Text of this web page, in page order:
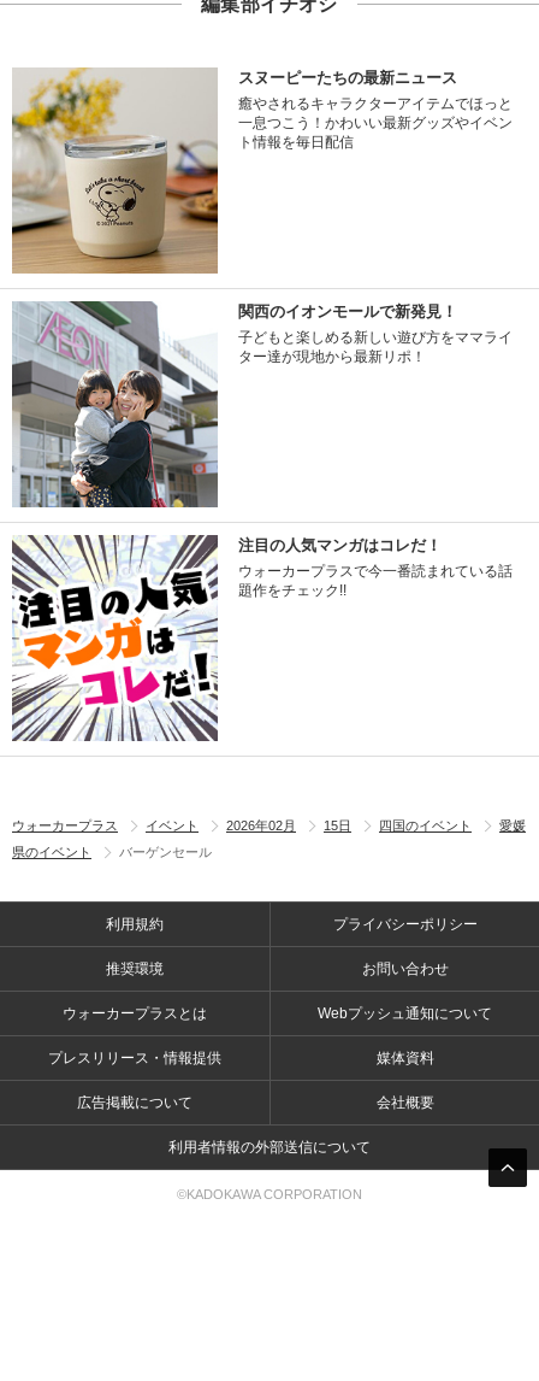
編集部イチオシ
スヌーピーたちの最新ニュース
癒やされるキャラクターアイテムでほっと
一息つこう！かわいい最新グッズやイベン
ト情報を毎日配信
関西のイオンモールで新発見！
子どもと楽しめる新しい遊び方をママライ
ター達が現地から最新リポ！
注目の人気マンガはコレだ！
ウォーカープラスで今一番読まれている話
題作をチェック!!
ウォーカープラス イベント 2026年02月 15日 四国のイベント
愛媛
県のイベント
バーゲンセール
利用規約 プライバシーポリシー
推奨環境 お問い合わせ
ウォーカープラスとは Webプッシュ通知について
プレスリリース・情報提供 媒体資料
広告掲載について 会社概要
利用者情報の外部送信について
©KADOKAWA CORPORATION